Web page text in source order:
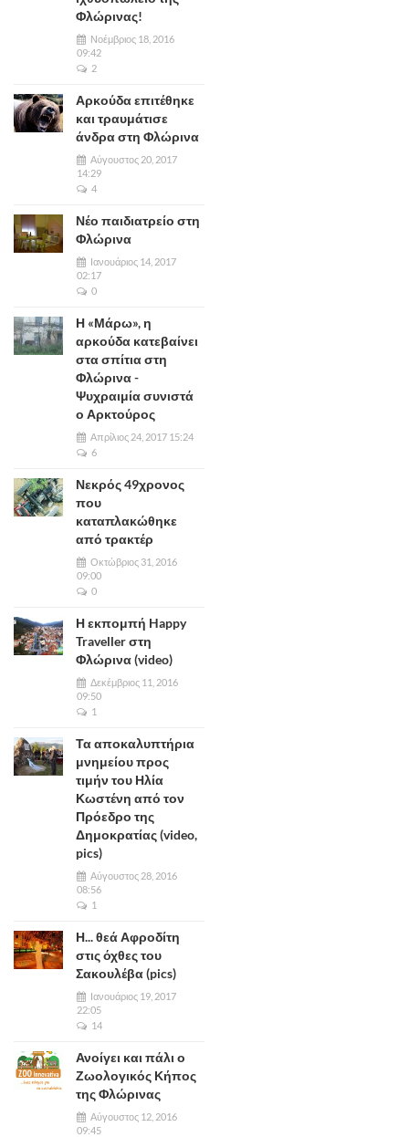
Φλώρινας!
Νοέμβριος 18, 2016
09:42
2
Αρκούδα επιτέθηκε
και τραυμάτισε
άνδρα στη Φλώρινα
Αύγουστος 20, 2017
14:29
4
Νέο παιδιατρείο στη
Φλώρινα
Ιανουάριος 14, 2017
02:17
0
Η «Μάρω», η
αρκούδα κατεβαίνει
στα σπίτια στη
Φλώρινα -
Ψυχραιμία συνιστά
ο Αρκτούρος
Απρίλιος 24, 2017 15:24
6
Νεκρός 49χρονος
που
καταπλακώθηκε
από τρακτέρ
Οκτώβριος 31, 2016
09:00
0
Η εκπομπή Happy
Traveller στη
Φλώρινα (video)
Δεκέμβριος 11, 2016
09:50
1
Τα αποκαλυπτήρια
μνημείου προς
τιμήν του Ηλία
Κωστένη από τον
Πρόεδρο της
Δημοκρατίας (video,
pics)
Αύγουστος 28, 2016
08:56
1
Η... θεά Αφροδίτη
στις όχθες του
Σακουλέβα (pics)
Ιανουάριος 19, 2017
22:05
14
Ανοίγει και πάλι ο
Ζωολογικός Κήπος
της Φλώρινας
Αύγουστος 12, 2016
09:45